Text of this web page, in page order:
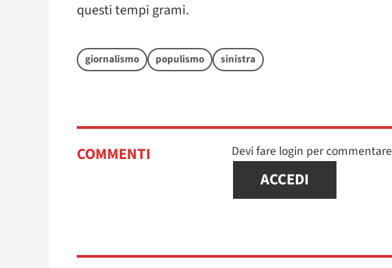
questi tempi grami.
giornalismo populismo sinistra
COMMENTI Devi fare login per commentare
ACCEDI